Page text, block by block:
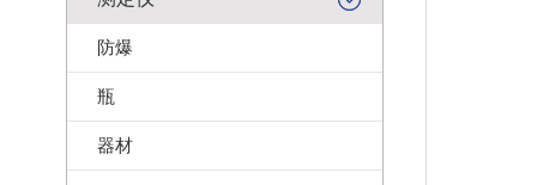
防爆
瓶
器材